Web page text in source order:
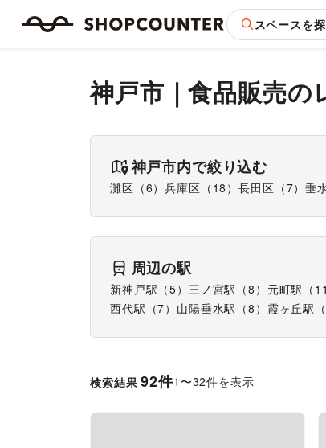
スペースを
神戸市 ｜食品販売の
神戸市内で絞り込む
灘区 （6）兵庫区 （ 18 ）長田区 （7）垂
周辺の駅
新神戸駅 （5） 三ノ宮駅 （8 ） 元町駅 （ 11
西代駅 （7） 山陽垂水駅 （8 ） 霞ヶ丘駅
検索結果 92件1 〜32件を表示